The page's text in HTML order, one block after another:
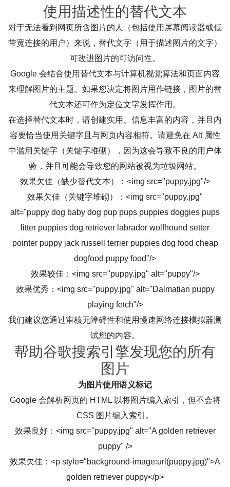
使用描述性的替代文本
对于无法看到网页所含图片的人（包括使用屏幕阅读器或低
带宽连接的用户）来说，替代文字（用于描述图片的文字）
可改进图片的可访问性。
Google 会结合使用替代文本与计算机视觉算法和页面内容
来理解图片的主题。如果您决定将图片用作链接，图片的替
代文本还可作为定位文字发挥作用。
在选择替代文本时，请创建实用、信息丰富的内容，并且内
容要恰当使用关键字且与网页内容相符。请避免在 Alt 属性
中滥用关键字（关键字堆砌），因为这会导致不良的用户体
验，并且可能会导致您的网站被视为垃圾网站。
效果欠佳（缺少替代文本）：<img src="puppy.jpg"/>
效果欠佳（关键字堆砌）：<img src="puppy.jpg"
alt="puppy dog baby dog pup pups puppies doggies pups
litter puppies dog retriever labrador wolfhound setter
pointer puppy jack russell terrier puppies dog food cheap
dogfood puppy food"/>
效果较佳：<img src="puppy.jpg" alt="puppy"/>
效果优秀：<img src="puppy.jpg" alt="Dalmatian puppy
playing fetch"/>
我们建议您通过审核无障碍性和使用慢速网络连接模拟器测
试您的内容。
帮助谷歌搜索引擎发现您的所有
图片
为图片使用语义标记
Google 会解析网页的 HTML 以将图片编入索引，但不会将
CSS 图片编入索引。
效果良好：<img src="puppy.jpg" alt="A golden retriever
puppy" />
效果欠佳：<p style="background-image:url(puppy.jpg)">A
golden retriever puppy</p>